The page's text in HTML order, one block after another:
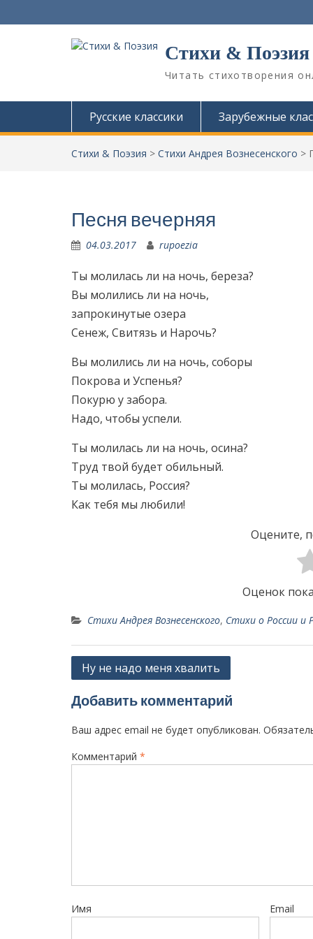
е
о
Стихи & Поэзия
Читать стихотворения
Русские классики Зарубежные
Стихи & Поэзия > Стихи Андрея Вознесенского >
Песня вечерняя
04.03.2017 rupoezia
Ты молилась ли на ночь, береза?
Вы молились ли на ночь,
запрокинутые озера
Сенеж, Свитязь и Нарочь?
Вы молились ли на ночь, соборы
Покрова и Успенья?
Покурю у забора.
Надо, чтобы успели.
Ты молилась ли на ночь, осина?
Труд твой будет обильный.
Ты молилась, Россия?
Как тебя мы любили!
Оцените,
Оценок
Стихи Андрея Вознесенского, Стихи о России и
в
и
г
а
а
Ну не надо меня хвалить
Добавить комментарий
Ваш адрес email не будет опубликован.
Комментарий *
Имя Email